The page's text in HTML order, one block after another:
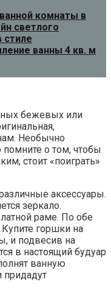
комнаты в
светлого
стиле
ванны 4 кв. м
бежевых или
Необычно
помните о том, чтобы
стоит «поиграть»
аксессуары.
зеркало.
раме. По обе
горшки на
и подвесив на
в настоящий будуар
ванную